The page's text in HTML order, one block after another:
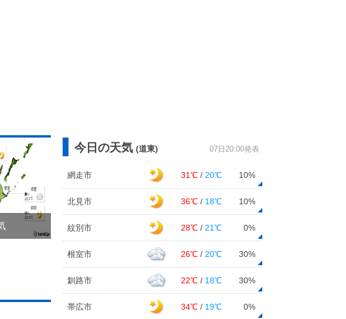
今日の天気 (道東) 07日20:00発表
網走市 31℃ / 20℃ 10%
北見市 36℃ / 18℃ 10%
紋別市 28℃ / 21℃ 0%
根室市 26℃ / 20℃ 30%
釧路市 22℃ / 18℃ 30%
帯広市 34℃ / 19℃ 0%